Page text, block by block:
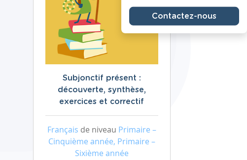
Subjonctif présent :
découverte, synthèse,
exercices et correctif
Français de niveau Primaire –
Cinquième année, Primaire –
Sixième année
Contactez-nous